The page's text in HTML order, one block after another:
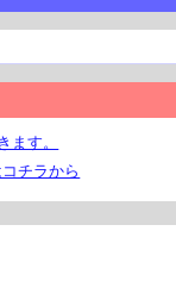
ます。
チラから